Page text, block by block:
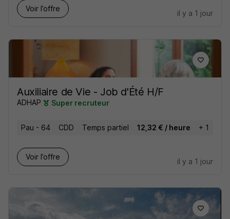
Voir l’offre
il y a 1 jour
Auxiliaire de Vie - Job d'Été H/F
ADHAP Super recruteur
Pau - 64 CDD Temps partiel 12,32 € / heure + 1
Voir l’offre
il y a 1 jour